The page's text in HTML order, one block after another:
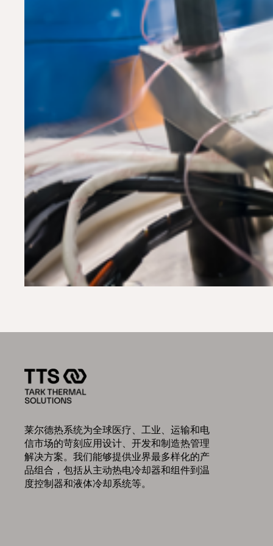
莱尔德热系统为全球医疗、工业、运输和电
信市场的苛刻应用设计、开发和制造热管理
解决方案。我们能够提供业界最多样化的产
品组合，包括从主动热电冷却器和组件到温
度控制器和液体冷却系统等。